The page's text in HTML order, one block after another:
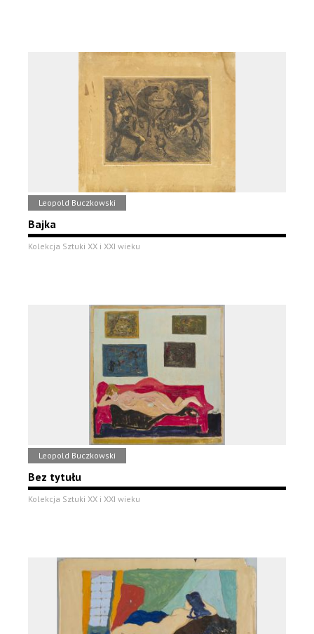
Leopold Buczkowski
Bajka
Kolekcja Sztuki XX i XXI wieku
Leopold Buczkowski
Bez tytułu
Kolekcja Sztuki XX i XXI wieku